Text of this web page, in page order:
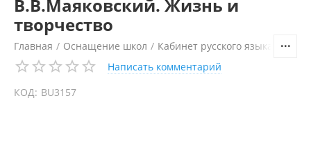
В.В.Маяковский. Жизнь и
творчество
Главная / Оснащение школ / Кабинет русского языка и
Написать комментарий
КОД: BU3157